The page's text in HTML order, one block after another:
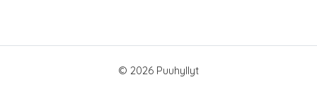
© 2026 Puuhyllyt